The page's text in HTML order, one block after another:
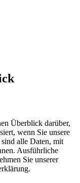
Überblick darüber,
wenn Sie unsere
sind alle Daten, mit
Ausführliche
Sie unserer